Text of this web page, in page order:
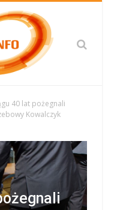
40 lat pożegnali
Kowalczyk